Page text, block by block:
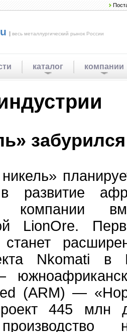
| весь металлургический рынок России
каталог компании
компании
LionOre.
станет
Nkomati
(ARM) —
445 млн